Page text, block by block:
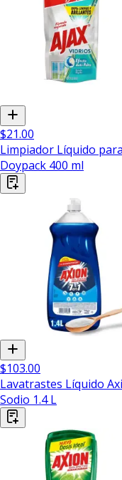
$21.00
Limpiador Líquido
Doypack 400 ml
$103.00
Lavatrastes Líquido
Sodio 1.4 L